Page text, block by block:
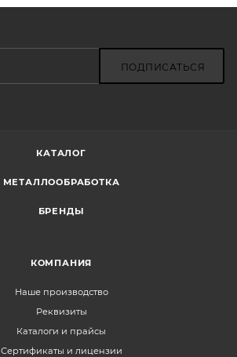
ПОДПИСАТЬСЯ
КАТАЛОГ
МЕТАЛЛООБРАБОТКА
БРЕНДЫ
КОМПАНИЯ
Наше производство
Реквизиты
Каталоги и прайсы
Сертификаты и лицензии